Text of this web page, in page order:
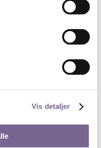
Vis detaljer
17 – 19 hos Kosmopol
i forbindelse
fee på kr. 100 ved
2022.